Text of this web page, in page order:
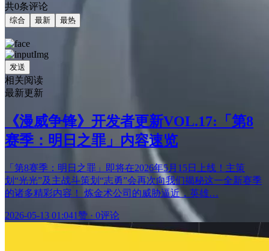
共0条评论
综合 最新 最热
发送
相关阅读
最新更新
《漫威争锋》开发者更新VOL.17:「第8
赛季：明日之罪」内容速览
「第8赛季：明日之罪」即将在2026年5月15日上线！主策
划“光光”及主战斗策划“志勇”会再次向我们揭秘这一全新赛季
的诸多精彩内容！ 炼金术公司的威胁逼近，英雄…
2026-05-13 01:041赞 · 0评论